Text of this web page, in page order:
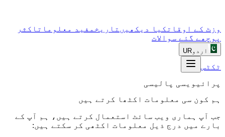
وزٹ کے اوقات کیا دیکھیں تاریخ مفید معلومات اکثر
پوچھے گئے سوالات
اردو UR
ٹکٹس
پرائیویسی پالیسی
ہم کون سی معلومات اکٹھا کرتے ہیں
جب آپ ہماری ویب سائٹ استعمال کرتے ہیں، ہم آپ کے
بارے میں درج ذیل معلومات اکٹھی کر سکتے ہیں: